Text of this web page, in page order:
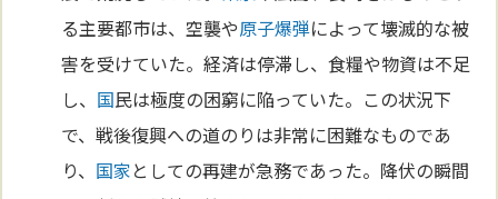
る主要都市は、空襲や原子爆弾によって壊滅的な被
害を受けていた。経済は停滞し、食糧や物資は不足
し、 国民は極度の困窮に陥っていた。この状況下
で、戦後復興への道のりは非常に困難なものであ
り、 国家としての再建が急務であった。降伏の瞬間